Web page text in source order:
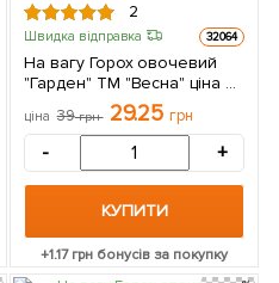
2
Швидка відправка 32064
На вагу Горох овочевий
"Гарден" ТМ "Весна" ціна за
ціна 39грн 29.25 грн
- +
КУПИТИ
+1.17грн бонусів за покупку